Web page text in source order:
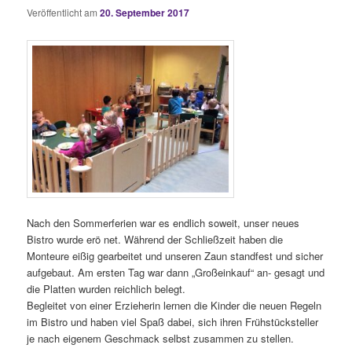
Veröffentlicht am20. September 2017
Nach den Sommerferien war es endlich soweit, unser neues
Bistro wurde erö net. Während der Schließzeit haben die
Monteure eißig gearbeitet und unseren Zaun standfest und sicher
aufgebaut. Am ersten Tag war dann „Großeinkauf“ an- gesagt und
die Platten wurden reichlich belegt.
Begleitet von einer Erzieherin lernen die Kinder die neuen Regeln
im Bistro und haben viel Spaß dabei, sich ihren Frühstücksteller
je nach eigenem Geschmack selbst zusammen zu stellen.